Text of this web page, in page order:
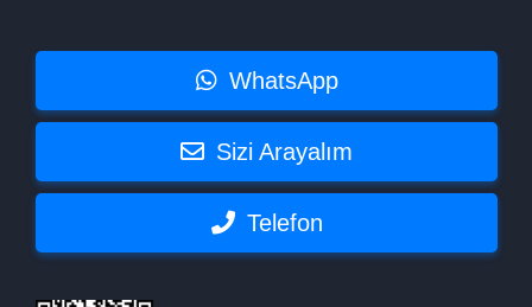
WhatsApp
Sizi Arayalım
Telefon